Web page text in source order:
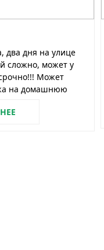
два дня на улице
сложно, может у
Может
на домашнюю